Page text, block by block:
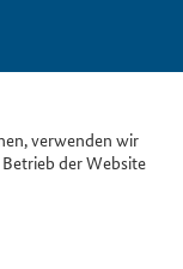
verwenden wir
der Website